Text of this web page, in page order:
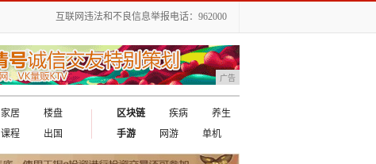
互联网违法和不良信息举报电话：962000
广告
家居
楼盘
课程 出国
区块链 疾病
养生
手游
网游 单机